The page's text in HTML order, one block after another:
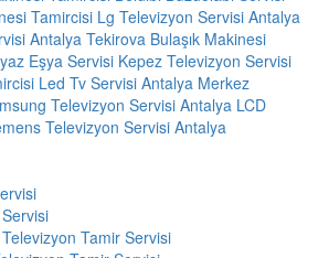
Tamircisi Lg Televizyon Servisi Antalya
Antalya Tekirova Bulaşık Makinesi
Eşya Servisi Kepez Televizyon Servisi
Led Tv Servisi Antalya Merkez
Televizyon Servisi Antalya LCD
Televizyon Servisi Antalya
Tamir Servisi